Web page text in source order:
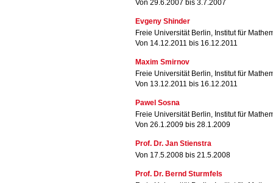
Von 29.6.2007 bis 3.7.2007
Evgeny Shinder
Freie Universität Berlin, Institut für
Von 14.12.2011 bis 16.12.2011
Maxim Smirnov
Freie Universität Berlin, Institut für
Von 13.12.2011 bis 16.12.2011
Pawel Sosna
Freie Universität Berlin, Institut für
Von 26.1.2009 bis 28.1.2009
Prof. Dr. Jan Stienstra
Von 17.5.2008 bis 21.5.2008
Prof. Dr. Bernd Sturmfels